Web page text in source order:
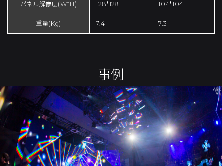
パネル解像度(W*H) 128*128 104*104
重量(Kg) 7.4 7.3
事例